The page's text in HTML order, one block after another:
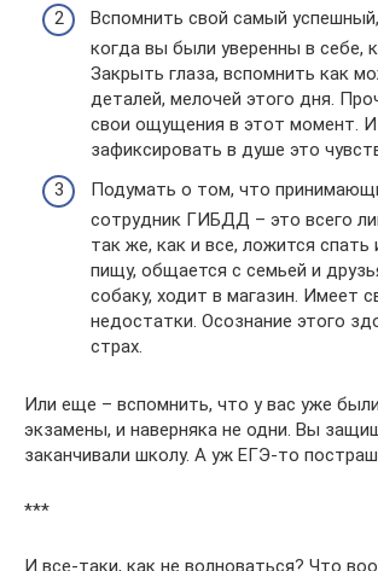
Вспомнить свой самый
когда вы были уверенны в себе,
Закрыть глаза, вспомнить как
деталей, мелочей этого дня.
свои ощущения в этот момент. И
зафиксировать в душе это
Подумать о том, что
сотрудник ГИБДД – это всего
так же, как и все, ложится спать
пищу, общается с семьей и
собаку, ходит в магазин. Имеет
недостатки. Осознание этого
страх.
Или еще – вспомнить, что у вас уже
экзамены, и наверняка не одни. Вы
заканчивали школу. А уж ЕГЭ-то
***
И все-таки, как не волноваться? Что